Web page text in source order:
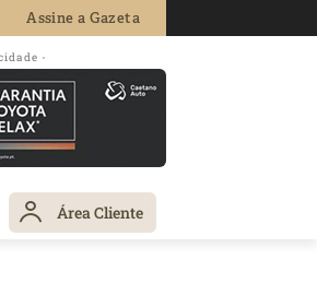
Assine a Gazeta
-
Área Cliente